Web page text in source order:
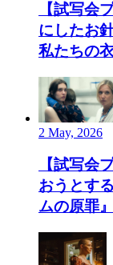
【試写会
にしたお
私たちの
2 May, 2026
【試写会
おうとす
ムの原罪』